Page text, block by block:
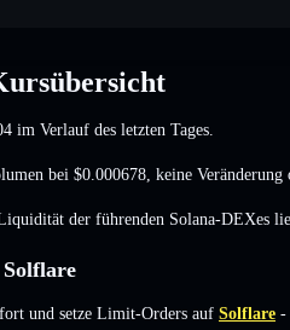
im Verlauf des letzten Tages.
bei $0.000678 keine
der führenden Solana-DEXes
und setze Limit-Orders auf Solflare -